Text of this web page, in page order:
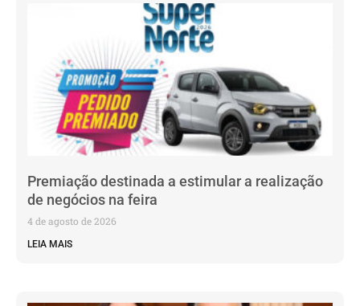
Premiação destinada a estimular a realização
de negócios na feira
4 de agosto de 2026
LEIA MAIS